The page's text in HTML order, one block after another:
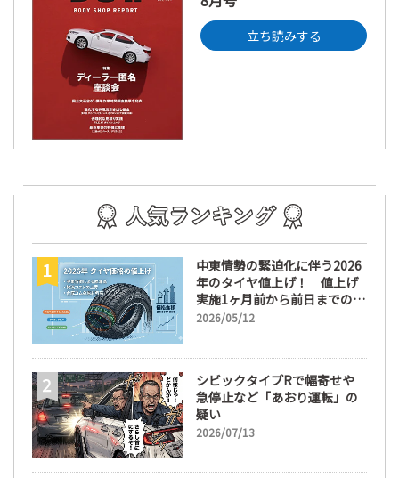
立ち読みする
中東情勢の緊迫化に伴う2026
年のタイヤ値上げ！ 値上げ
実施1ヶ月前から前日までの期
間が販売において極めて重要
2026/05/12
シビックタイプRで幅寄せや
急停止など「あおり運転」の
疑い
2026/07/13